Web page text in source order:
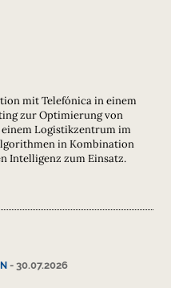
mit Telefónica in einem
zur Optimierung von
einem Logistikzentrum im
in Kombination
Intelligenz zum Einsatz.
- 30.07.2026